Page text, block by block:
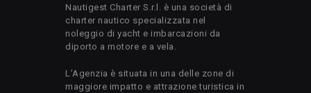
Nautigest Charter S.r.l. è una società di
charter nautico specializzata nel
noleggio di yacht e imbarcazioni da
diporto a motore e a vela.
L’Agenzia è situata in una delle zone di
maggiore impatto e attrazione turistica in